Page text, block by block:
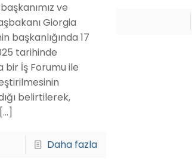
ve
Giorgia
başkanlığında 17
tarihinde
bir İş Forumu ile
belirtilerek,
[…]
Daha fazla